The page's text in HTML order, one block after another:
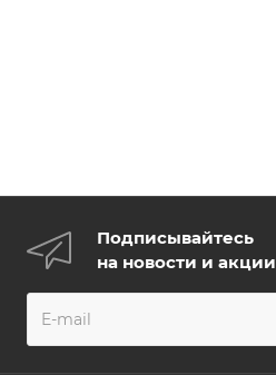
Подписывайтесь
на новости и акции